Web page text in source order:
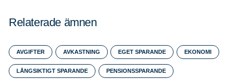
Relaterade ämnen
AVGIFTER AVKASTNING EGET SPARANDE EKONOMI
LÅNGSIKTIGT SPARANDE PENSIONSSPARANDE
Sök på sidan:Sök
efter: